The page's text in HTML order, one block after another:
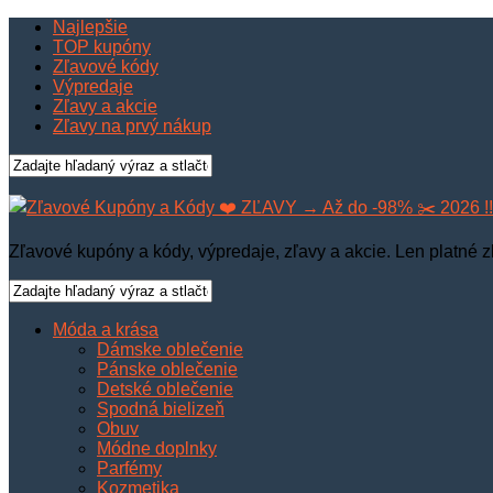
Najlepšie
TOP kupóny
Zľavové kódy
Výpredaje
Zľavy a akcie
Zľavy na prvý nákup
Zľavové kupóny a kódy, výpredaje, zľavy a akcie. Len platné
Móda a krása
Dámske oblečenie
Pánske oblečenie
Detské oblečenie
Spodná bielizeň
Obuv
Módne doplnky
Parfémy
Kozmetika